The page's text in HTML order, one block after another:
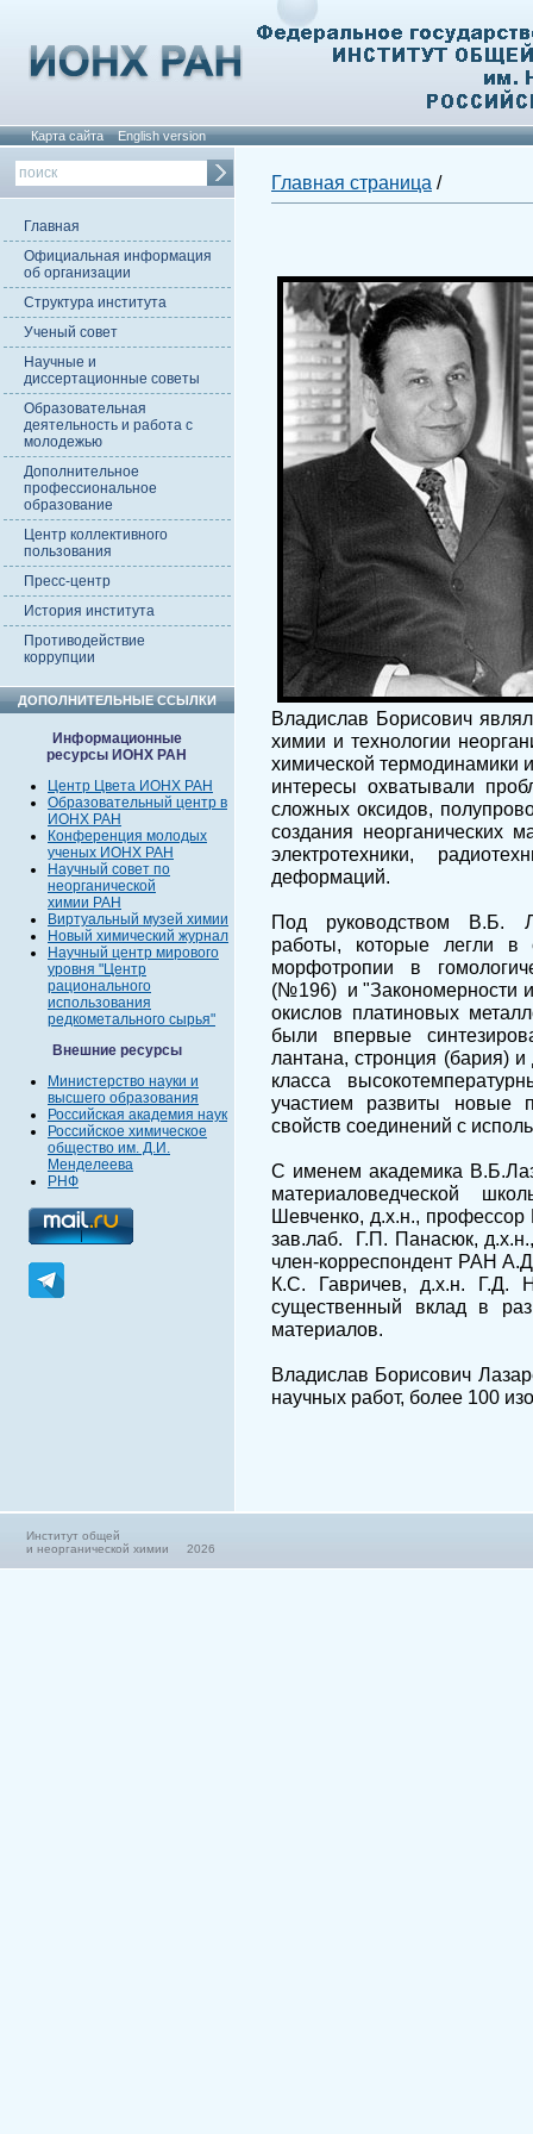
Карта сайта English version
Главная
Официальная информация
об организации
Структура института
Ученый совет
Научные и
диссертационные советы
Образовательная
деятельность и работа с
молодежью
Дополнительное
профессиональное
образование
Центр коллективного
пользования
Пресс-центр
История института
Противодействие
коррупции
ДОПОЛНИТЕЛЬНЫЕ ССЫЛКИ
Информационные
ресурсы ИОНХ РАН
Центр Цвета ИОНХ РАН
Образовательный центр в
ИОНХ РАН
Конференция молодых
ученых ИОНХ РАН
Научный совет по
неорганической
химии РАН
Виртуальный музей химии
Новый химический журнал
Научный центр мирового
уровня "Центр
рационального
использования
редкометального сырья"
Внешние ресурсы
Министерство науки и
высшего образования
Российская академия наук
Российское химическое
общество им. Д.И.
Менделеева
РНФ
Главная страница /
Владислав Борисович
химии и технологии
химической термодинамики
интересы охватывали
сложных оксидов,
создания неорганических
электротехники,
деформаций.
Под руководством В.Б.
работы, которые легли в
морфотропии в
(№196) и "Закономерности
окислов платиновых
были впервые
лантана, стронция (бария)
класса
участием развиты новые
свойств соединений с
С именем академика
материаловедческой
Шевченко, д.х.н.,
зав.лаб. Г.П. Панасюк,
член-корреспондент РАН
К.С. Гавричев, д.х.н. Г.Д.
существенный вклад в
материалов.
Владислав Борисович
научных работ, более 100
Институт общей
и неорганической химии 2026